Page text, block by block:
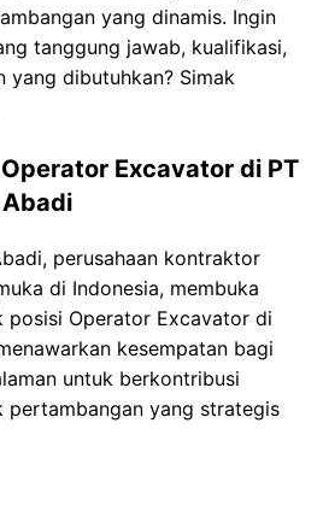
yang dinamis. Ingin
tanggung jawab, kualifikasi,
yang dibutuhkan? Simak
Excavator di PT
perusahaan kontraktor
di Indonesia, membuka
posisi Operator Excavator di
kesempatan bagi
untuk berkontribusi
yang strategis